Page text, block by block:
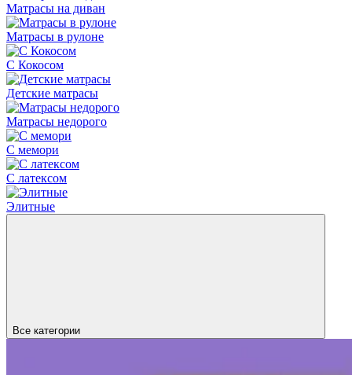
Матрасы на диван
Матрасы в рулоне
С Кокосом
Детские матрасы
Матрасы недорого
С мемори
С латексом
Элитные
Все категории